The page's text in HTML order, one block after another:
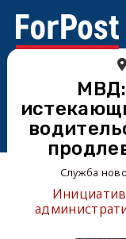
МВД:
Служба